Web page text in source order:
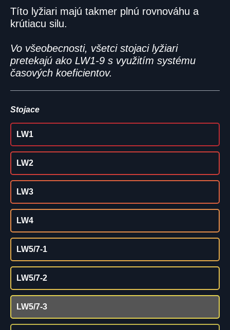
Títo lyžiari majú takmer plnú rovnováhu a
krútiacu silu.
Vo všeobecnosti, všetci stojaci lyžiari
pretekajú ako LW1-9 s využitím systému
časových koeficientov.
Stojace
LW1
LW2
LW3
LW4
LW5/7-1
LW5/7-2
LW5/7-3